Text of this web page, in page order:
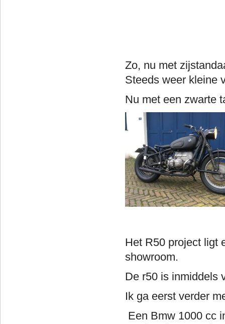
Zo, nu met
Steeds weer kleine
Nu met een zwarte
Het R50 project ligt
showroom.
De r50 is inmiddels
Ik ga eerst verder
Een Bmw 1000 cc